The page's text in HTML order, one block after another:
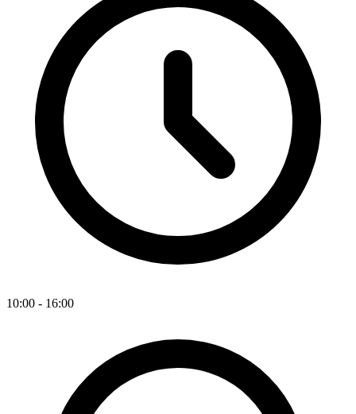
10:00 - 16:00